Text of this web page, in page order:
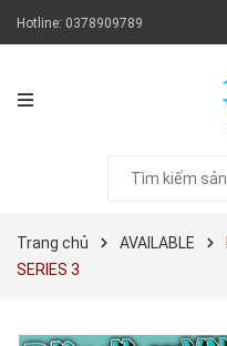
Hotline: 0378909789
Trang chủ AVAILABLE
SERIES 3